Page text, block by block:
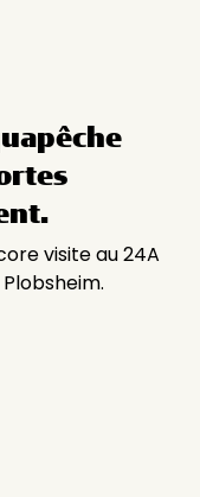
visite au 24A